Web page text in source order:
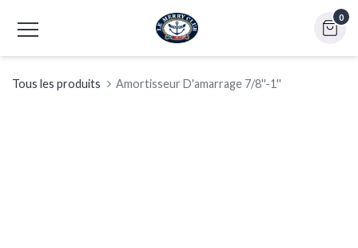
0
Tous les produits Amortisseur D'amarrage 7/8''-1''